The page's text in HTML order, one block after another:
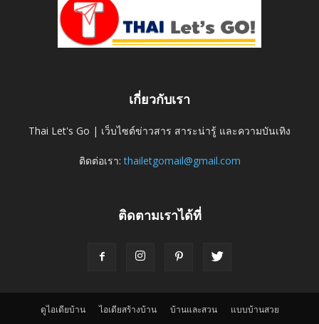
เกี่ยวกับเรา
Thai Let's Go | เว็บไซต์ข่าวสาร สาระน่ารู้ และความบันเทิง
ติดต่อเรา:thailetgomail@gmail.com
ติดตามเราได้ที่
ดูไอเดียบ้าน ไอเดียสร้างบ้าน บ้านและสวน แบบบ้านสวย